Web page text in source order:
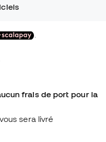
frais de port pour la
sera livré